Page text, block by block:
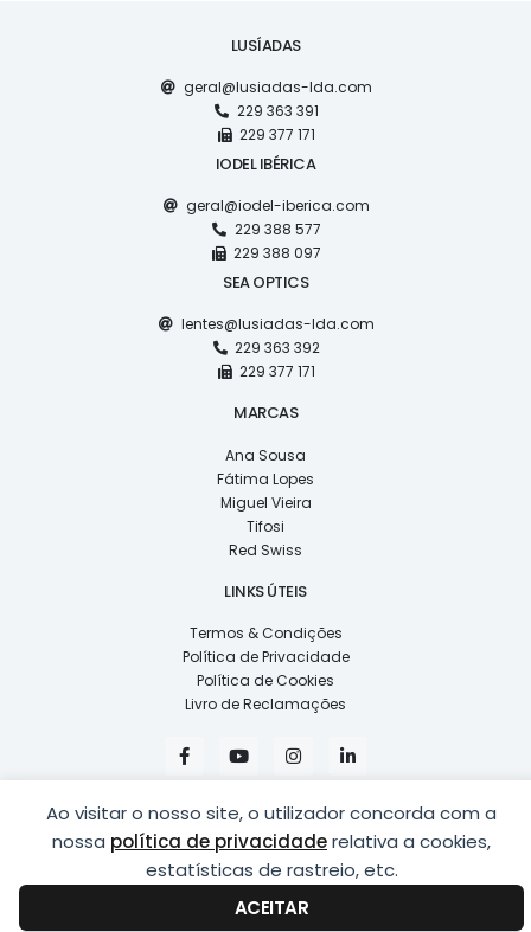
Ao visitar o nosso site, o utilizador concorda com a
nossa política de privacidaderelativa a cookies,
estatísticas de rastreio, etc.
ACEITAR
LUSÍADAS
geral@lusiadas-lda.com
229 363 391
229 377 171
IODEL IBÉRICA
geral@iodel-iberica.com
229 388 577
229 388 097
SEA OPTICS
lentes@lusiadas-lda.com
229 363 392
229 377 171
MARCAS
Ana Sousa
Fátima Lopes
Miguel Vieira
Tifosi
Red Swiss
LINKS ÚTEIS
Termos & Condições
Política de Privacidade
Política de Cookies
Livro de Reclamações
F
a
c
b
o
o
k
-
Y
o
u
u
b
e
I
n
s
a
g
r
a
m
i
n
e
d
i
n
-
COPYRIGHT © 2026LUSÍADAS, DISTRIBUIÇÃO DE ÓPTICAS, LDA.
DESENVOLVIDO POR